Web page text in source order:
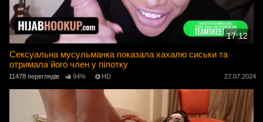
17:12
Сексуальна мусульманка показала хахалю сиськи та
отримала його член у пілотку
11478 переглядів 94% HD 27.07.2024